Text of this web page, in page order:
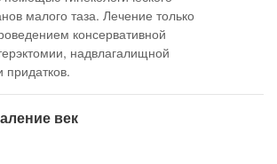
малого таза. Лечение только
консервативной
надвлагалищной
придатков.
век